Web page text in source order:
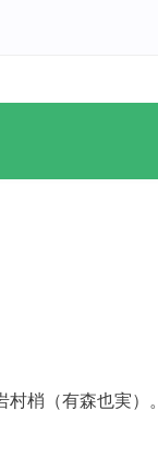
梢（有森也実）。